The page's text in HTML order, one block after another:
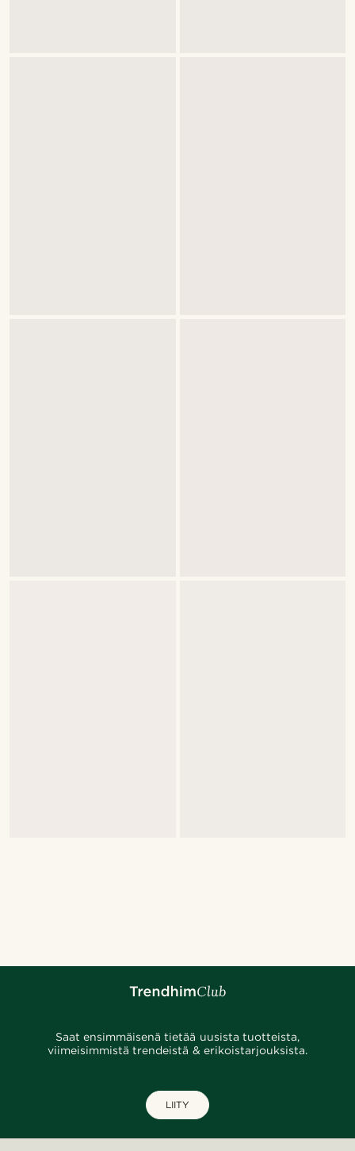
Saat ensimmäisenä tietää uusista tuotteista,
viimeisimmistä trendeistä & erikoistarjouksista.
LIITY